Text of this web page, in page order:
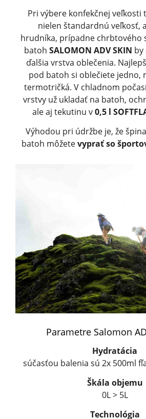
Pri výbere konfekčnej veľkosti
nielen štandardnú veľkosť,
hrudníka, prípadne chrbtového
batoh SALOMON ADV SKIN by
ďalšia vrstva oblečenia.
pod batoh si oblečiete jedno,
termotričká. V chladnom
vrstvy už ukladať na batoh,
ale aj tekutinu v0,5 l
Výhodou pri údržbe je, že
batoh môžetevyprať so
Parametre Salomon
Hydratácia
súčasťou balenia sú 2x 500ml
Škála objemu
0L > 5L
Technológia